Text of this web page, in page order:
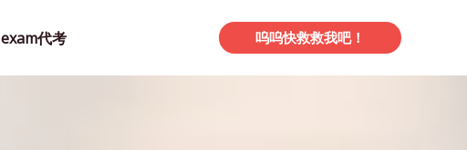
exam代考 呜呜快救救我吧！